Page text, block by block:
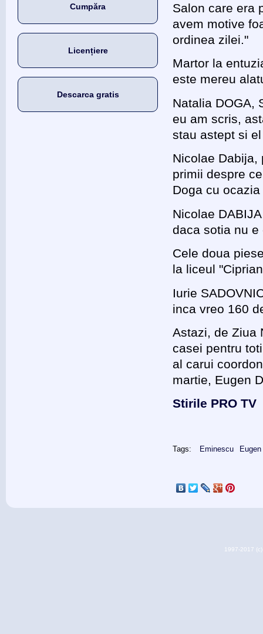
Cumpăra
Licențiere
Descarca gratis
Salon care era
avem motive
ordinea zilei."
Martor la
este mereu
Natalia DOGA,
eu am scris,
stau astept si
Nicolae Dabija,
primii despre
Doga cu
Nicolae
daca sotia nu
Cele doua
la liceul
Iurie
inca vreo 160
Astazi, de Ziua
casei pentru
al carui
martie, Eugen
Stirile PRO TV
Tags: Eminescu
1997-2017